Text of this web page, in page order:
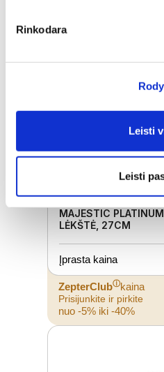
Rinkodara
Leisti
Leisti
MAJESTIC
LĖKŠTĖ, 27CM
Įprasta kaina
ZepterClubⓘkaina
Prisijunkite ir pirkite
nuo -5% iki -40%